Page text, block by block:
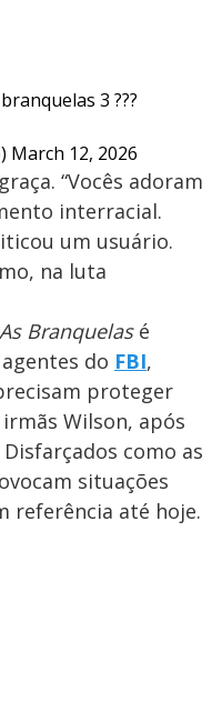
3 ???
March 12, 2026
“Vocês adoram
interracial.
um usuário.
na luta
As Branquelasé
do FBI,
proteger
Wilson, após
como as
situações
referência até hoje.